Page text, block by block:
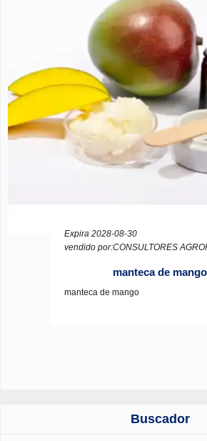
Expira 2028-08-30
vendido por:CONSULTORES
manteca de mango
manteca de mango
Buscador